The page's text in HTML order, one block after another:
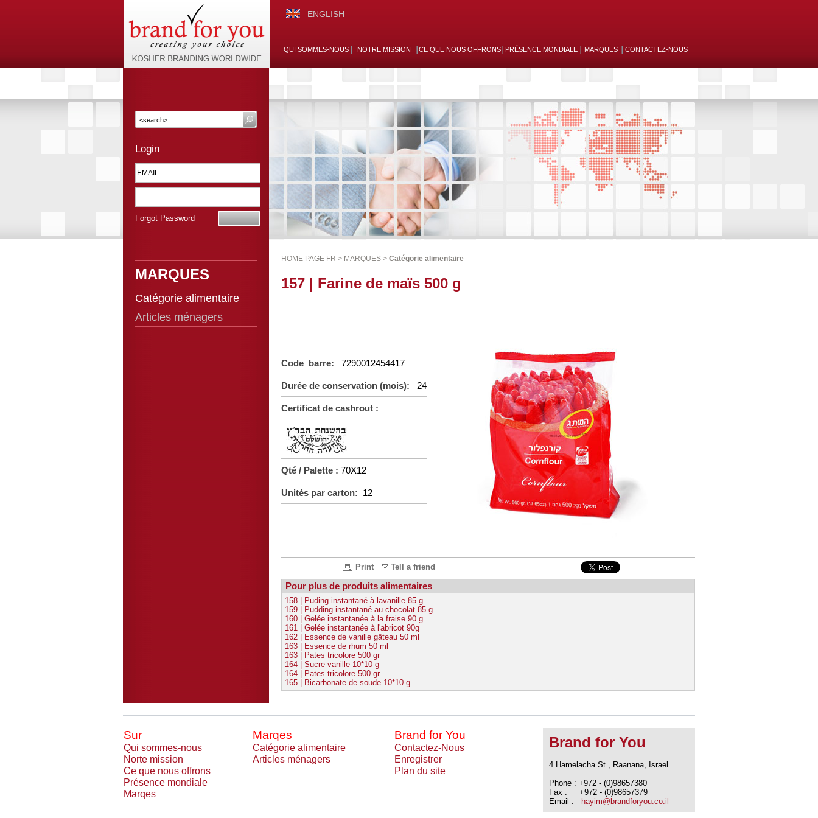
ENGLISH
QUI SOMMES-NOUS NOTRE MISSION CE QUE NOUS OFFRONS PRÉSENCE MONDIALE MARQUES CONTACTEZ-NOUS
Login
Forgot Password
MARQUES
Catégorie alimentaire
Articles ménagers
HOME PAGE FR > MARQUES > Catégorie alimentaire
157 | Farine de maïs 500 g
Code barre: 7290012454417
Durée de conservation (mois): 24
Certificat de cashrout :
Qté / Palette : 70X12
Unités par carton: 12
Print Tell a friend
Pour plus de produits alimentaires
158 | Puding instantané à lavanille 85 g
159 | Pudding instantané au chocolat 85 g
160 | Gelée instantanée à la fraise 90 g
161 | Gelée instantanée à l'abricot 90g
162 | Essence de vanille gâteau 50 ml
163 | Essence de rhum 50 ml
163 | Pates tricolore 500 gr
164 | Sucre vanille 10*10 g
164 | Pates tricolore 500 gr
165 | Bicarbonate de soude 10*10 g
Sur Marqes Brand for You
Qui sommes-nous Catégorie alimentaire
Contactez-Nous
Norte mission
Articles ménagers
Enregistrer
Ce que nous offrons
Plan du site
Présence mondiale
Marqes
Brand for You
4 Hamelacha St., Raanana, Israel
Phone : +972 - (0)98657380
Fax : +972 - (0)98657379
Email :
hayim@brandforyou.co.il